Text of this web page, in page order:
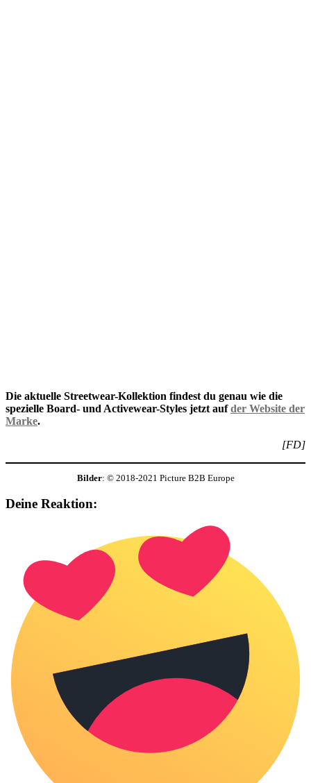
Die aktuelle Streetwear-Kollektion findest du genau wie die
spezielle Board- und Activewear-Styles jetzt aufder Website der
Marke.
[FD]
Bilder: © 2018-2021 Picture B2B Europe
Deine Reaktion: